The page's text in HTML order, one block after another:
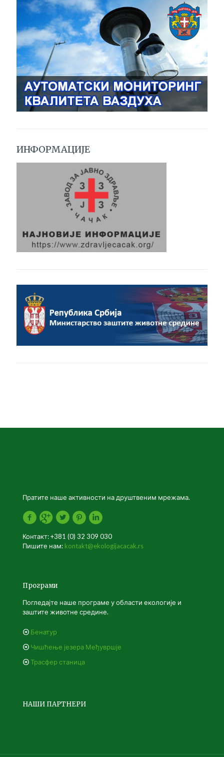
ИНФОРМАЦИЈЕ
Пратите наше активности на друштвеним мрежама.
Контакт: +381 (0) 32 309 030
Пишите нам: kontakt@ekologijacacak.rs
Програми
Погледајте наше програме у области екологије и
заштите животне средине.
Бенатур
Чишћење језера Међувршје
Трасфер станица
НАШИ ПАРТНЕРИ